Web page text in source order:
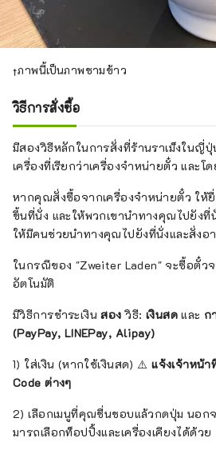
↑ภาพนี้เป็นภาพชามข้าว
วิธีการสั่งซื้อ
มีสองวิธีหลักในการสั่งที่ร้านราเม็งในญี่
เครื่องที่เรียกว่าเครื่องจำหน่ายตั๋ว และโ
หากคุณสั่งซื้อจากเครื่องจำหน่ายตั๋ว ให้
ขึ้นที่นั่ง และให้พวกเขานำทางคุณไปยัง
ให้มีคนช่วยนำทางคุณไปยังที่นั่งและสั่งอ
ในกรณีของ "Zweiter Laden" จะซื้อตั๋ว
อัตโนมัติ
มีวิธีการชำระเงินสอง วิธี: เงินสดและ ก
(PayPay, LINEPay, Alipay)
1) ใส่เงิน (หากใช้เงินสด) ⚠️แจ้งเจ้าหน้า
Code ต่างๆ
2) เลือกเมนูที่คุณชื่นชอบแล้วกดปุ่ม นอก
มารถเลือกท็อปปิ้งและเครื่องเคียงได้ด้วย